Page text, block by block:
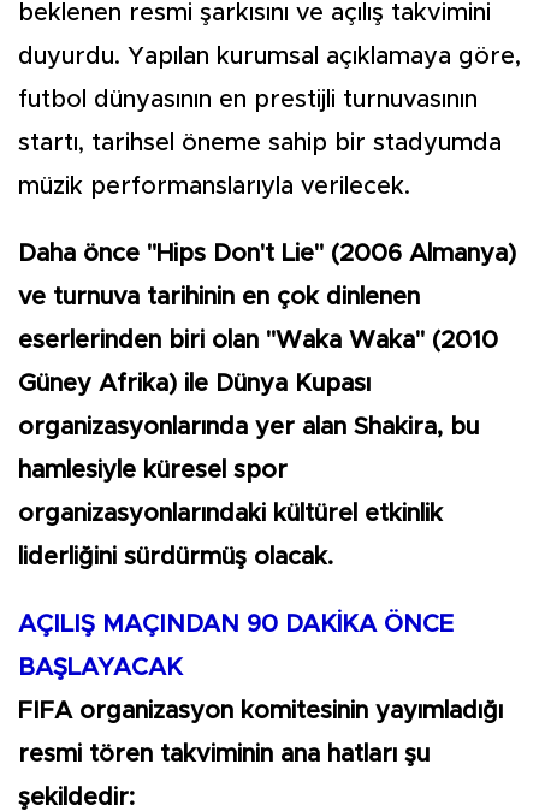
beklenen resmi şarkısını ve açılış takvimini
duyurdu. Yapılan kurumsal açıklamaya göre,
futbol dünyasının en prestijli turnuvasının
startı, tarihsel öneme sahip bir stadyumda
müzik performanslarıyla verilecek.
Daha önce "Hips Don't Lie" (2006 Almanya)
ve turnuva tarihinin en çok dinlenen
eserlerinden biri olan "Waka Waka" (2010
Güney Afrika) ile Dünya Kupası
organizasyonlarında yer alan Shakira, bu
hamlesiyle küresel spor
organizasyonlarındaki kültürel etkinlik
liderliğini sürdürmüş olacak.
AÇILIŞ MAÇINDAN 90 DAKİKA ÖNCE
BAŞLAYACAK
FIFA organizasyon komitesinin yayımladığı
resmi tören takviminin ana hatları şu
şekildedir: